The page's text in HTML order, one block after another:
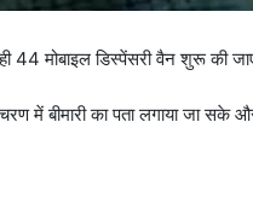
44 मोबाइल डिस्पेंसरी वैन शुरू की
में बीमारी का पता लगाया जा सके